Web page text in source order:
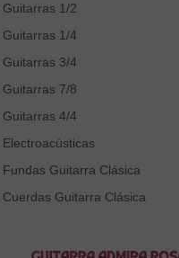
Guitarras 1/2
Guitarras 1/4
Guitarras 3/4
Guitarras 7/8
Guitarras 4/4
Electroacústicas
Fundas Guitarra Clásica
Cuerdas Guitarra Clásica